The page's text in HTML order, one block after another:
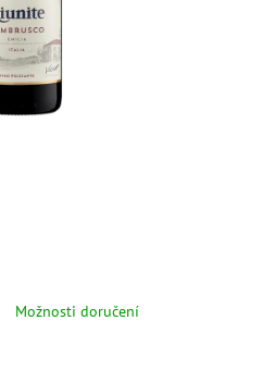
Možnosti doručení